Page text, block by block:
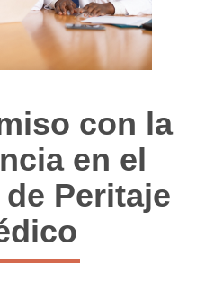
con la
en el
Peritaje